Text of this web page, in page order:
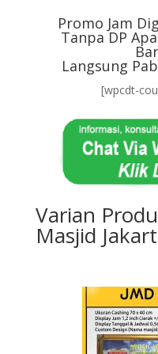
Promo Jam
Tanpa DP
Langsung
[wpcdt-
Varian
Masjid